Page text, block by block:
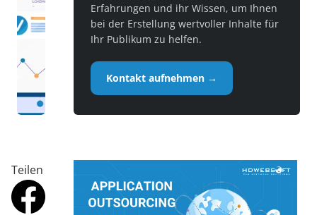
Erfahrungen und ihr Wissen, um Ihnen
bei der Erstellung wertvoller Inhalte für
Ihr Publikum zu helfen.
Kontakt aufnehmen →
Teilen